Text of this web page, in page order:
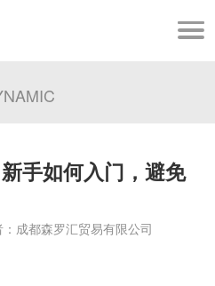
手如何入门，避免
成都森罗汇贸易有限公司